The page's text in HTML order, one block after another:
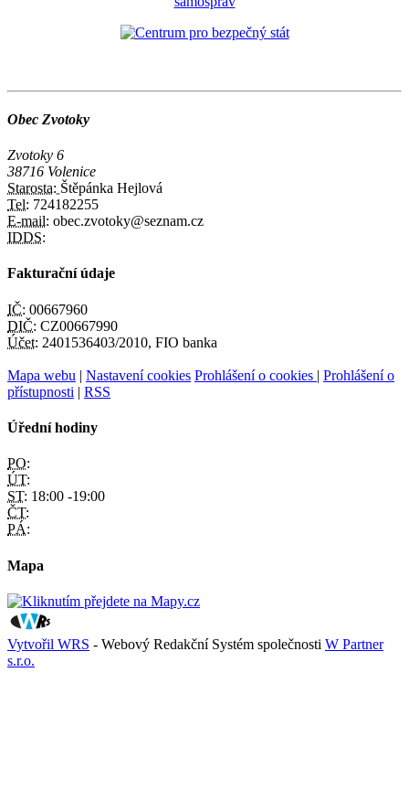
Obec Zvotoky
Zvotoky 6
38716 Volenice
Starosta: Štěpánka Hejlová
Tel: 724182255
E-mail: obec.zvotoky@seznam.cz
IDDS:
Fakturační údaje
IČ: 00667960
DIČ: CZ00667990
Účet: 2401536403/2010, FIO banka
Mapa webu | Nastavení cookies Prohlášení o cookies | Prohlášení o
přístupnosti | RSS
Úřední hodiny
PO:
ÚT:
ST: 18:00 -19:00
ČT:
PÁ:
Mapa
Vytvořil WRS - Webový Redakční Systém společnosti W Partner
s.r.o.